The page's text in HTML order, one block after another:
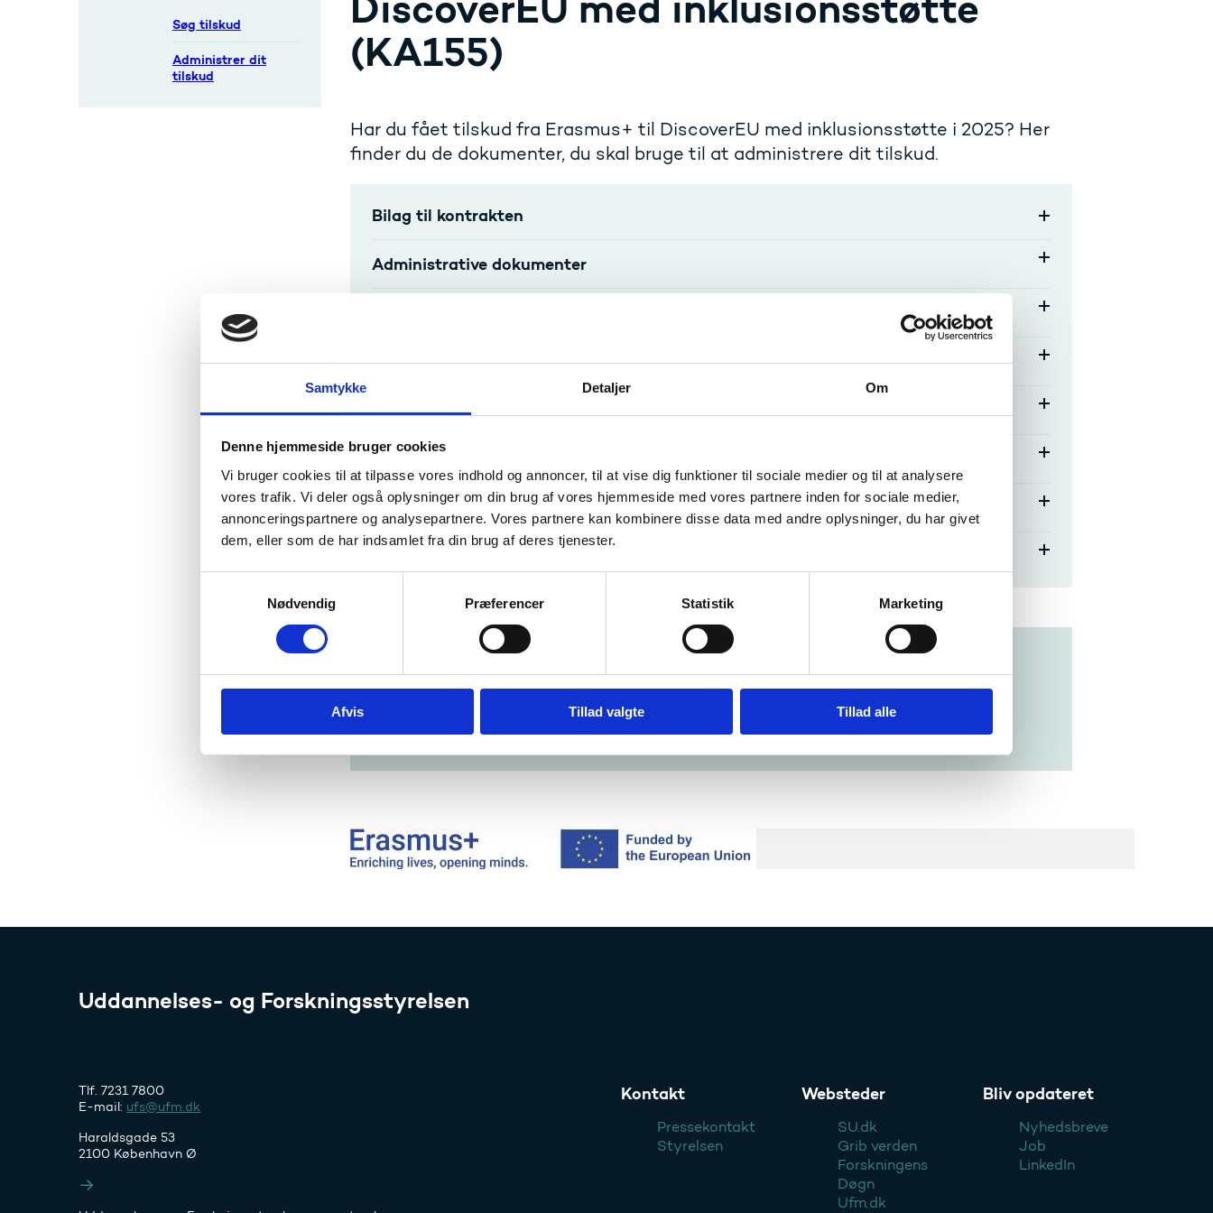
Samtykke Detaljer Om
Denne hjemmeside bruger cookies
Vi bruger cookies til at tilpasse vores indhold og annoncer, til at vise dig funktioner til sociale medier og til at analysere
vores trafik. Vi deler også oplysninger om din brug af vores hjemmeside med vores partnere inden for sociale medier,
annonceringspartnere og analysepartnere. Vores partnere kan kombinere disse data med andre oplysninger, du har givet
dem, eller som de har indsamlet fra din brug af deres tjenester.
v
Nødvendig Præferencer Statistik Marketing
Afvis Tillad valgte Tillad alle
Søg tilskud
Administrer dit
tilskud
(KA155)
Har du fået tilskud fra Erasmus+ til DiscoverEU med inklusionsstøtte i 2025? Her
finder du de dokumenter, du skal bruge til at administrere dit tilskud.
Bilag til kontrakten
Administrative dokumenter
Beneficiary Module
ORS-Organisation Registration System
Formidling af dit projekt
Behandling af data og personoplysninger
Hjælp til administration
Har du spørgsmål til afrapportering eller bilag, kontaktBevillingsenheden Svendborg
Har du spørgsmål vedr. evt. ændringer i jeres godkendte projekt om tilskud til DiscoverEU med
Uddannelses- og Forskningsstyrelsen
Tlf. 7231 7800
E-mail: ufs@ufm.dk
Haraldsgade 53
2100 København Ø
Kontakt
Pressekontakt
Styrelsen
Websteder
SU.dk
Grib verden
Forskningens
Døgn
Ufm.dk
Bliv opdateret
Nyhedsbreve
Job
LinkedIn